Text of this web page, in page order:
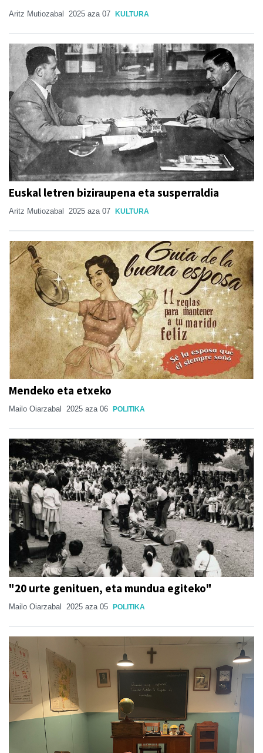
Aritz Mutiozabal 2025 aza 07 KULTURA
Euskal letren biziraupena eta susperraldia
Aritz Mutiozabal 2025 aza 07 KULTURA
Mendeko eta etxeko
Mailo Oiarzabal 2025 aza 06 POLITIKA
"20 urte genituen, eta mundua egiteko"
Mailo Oiarzabal 2025 aza 05 POLITIKA